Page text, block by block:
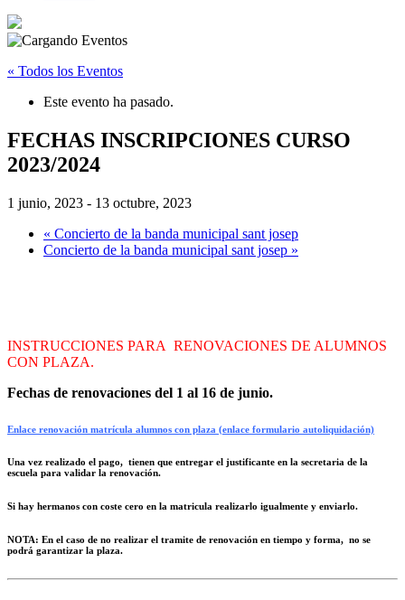
« Todos los Eventos
Este evento ha pasado.
FECHAS INSCRIPCIONES CURSO
2023/2024
1 junio, 2023 - 13 octubre, 2023
« Concierto de la banda municipal sant josep
Concierto de la banda municipal sant josep »
INSTRUCCIONES PARA RENOVACIONES DE ALUMNOS
CON PLAZA.
Fechas de renovaciones del 1 al 16 de junio.
Enlace renovación matrícula alumnos con plaza (enlace formulario autoliquidación)
Una vez realizado el pago, tienen que entregar el justificante en la secretaria de la
escuela para validar la renovación.
Si hay hermanos con coste cero en la matricula realizarlo igualmente y enviarlo.
NOTA: En el caso de no realizar el tramite de renovación en tiempo y forma, no se
podrá garantizar la plaza.